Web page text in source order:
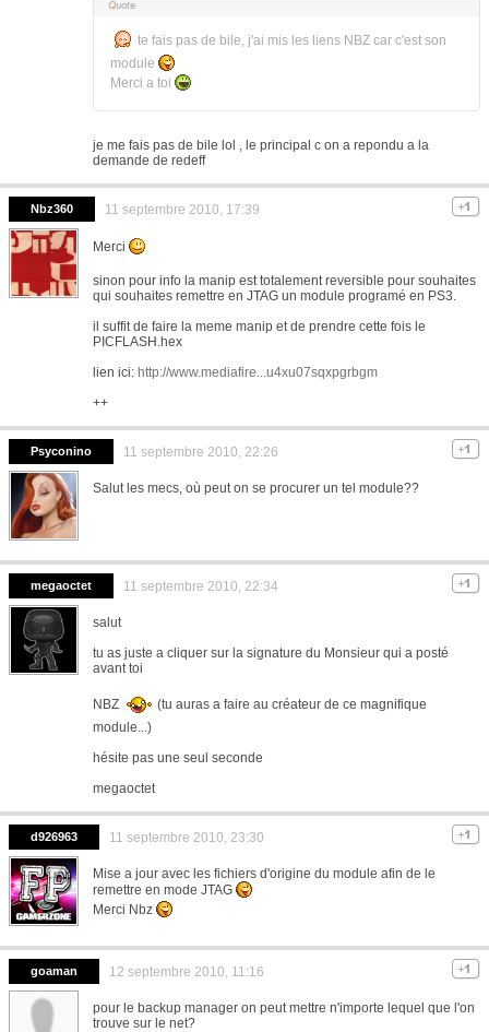
te fais pas de bile, j'ai mis les liens NBZ car c'est son
module
Merci a toi
je me fais pas de bile lol , le principal c on a repondu a la
demande de redeff
Nbz360 11 septembre 2010, 17:39
Merci
sinon pour info la manip est totalement reversible pour souhaites
qui souhaites remettre en JTAG un module programé en PS3.
il suffit de faire la meme manip et de prendre cette fois le
PICFLASH.hex
lien ici: http://www.mediafire...u4xu07sqxpgrbgm
++
Psyconino 11 septembre 2010, 22:26
Salut les mecs, où peut on se procurer un tel module??
megaoctet 11 septembre 2010, 22:34
salut
tu as juste a cliquer sur la signature du Monsieur qui a posté
avant toi
NBZ
(tu auras a faire au créateur de ce magnifique
module...)
hésite pas une seul seconde
megaoctet
d926963 11 septembre 2010, 23:30
Mise a jour avec les fichiers d'origine du module afin de le
remettre en mode JTAG
Merci Nbz
goaman 12 septembre 2010, 11:16
pour le backup manager on peut mettre n'importe lequel que l'on
trouve sur le net?